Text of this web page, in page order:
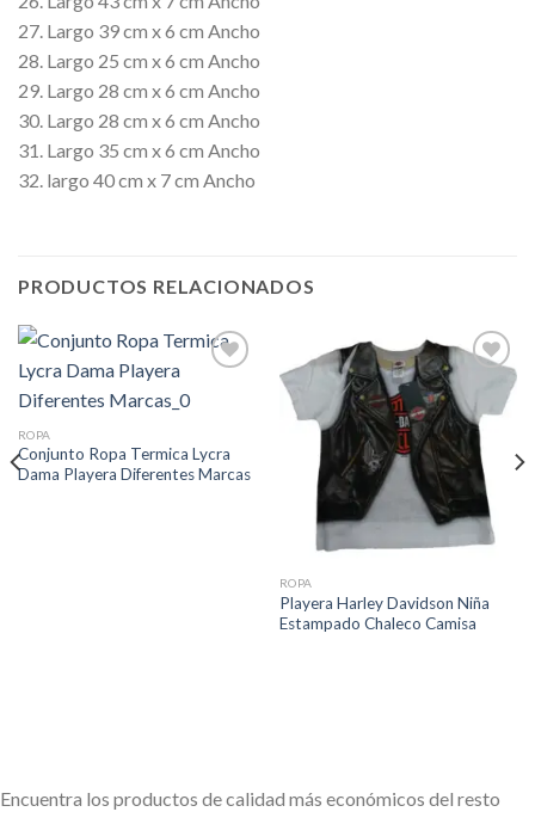
27. Largo 39 cm x 6 cm Ancho
28. Largo 25 cm x 6 cm Ancho
29. Largo 28 cm x 6 cm Ancho
30. Largo 28 cm x 6 cm Ancho
31. Largo 35 cm x 6 cm Ancho
32. largo 40 cm x 7 cm Ancho
PRODUCTOS RELACIONADOS
ROPA
Conjunto Ropa Termica Lycra
Dama Playera Diferentes Marcas
lista de
deseos
ROPA
Playera Harley Davidson Niña
Estampado Chaleco Camisa
Encuentra los productos de calidad más económicos del resto